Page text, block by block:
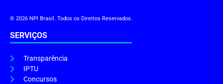
© 2026 NPI Brasil. Todos os Direitos Reservados.
SERVIÇOS
Transparência
IPTU
Concursos